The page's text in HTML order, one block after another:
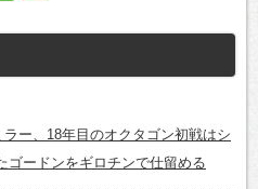
ラー、18年目のオクタゴン初戦はシ
ゴードンをギロチンで仕留める